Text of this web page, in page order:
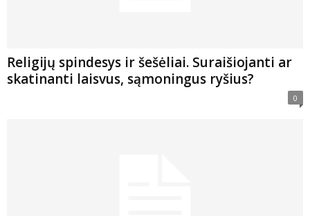
Religijų spindesys ir šešėliai. Suraišiojanti ar
skatinanti laisvus, sąmoningus ryšius?
0